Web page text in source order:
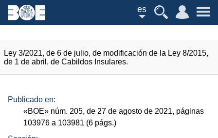
es
Ley 3/2021, de 6 de julio, de modificación de la Ley 8/2015,
de 1 de abril, de Cabildos Insulares.
Publicado en:
«BOE» núm. 205, de 27 de agosto de 2021, páginas
103976 a 103981 (6 págs.)